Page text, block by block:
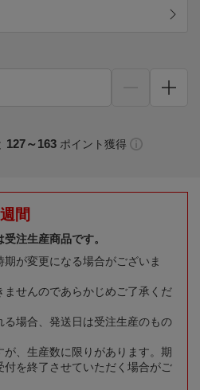
127～163 ポイント獲得
間
注生産商品です。
が変更になる場合がございま
ませんのであらかじめご了承くだ
る場合、発送日は受注生産のもの
が、生産数に限りがあります。期
付を終了させていただく場合がご